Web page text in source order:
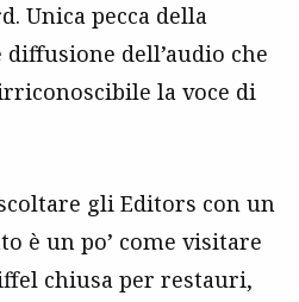
Unica pecca della
dell’audio che
la voce di
gli Editors con un
è un po’ come visitare
chiusa per restauri,